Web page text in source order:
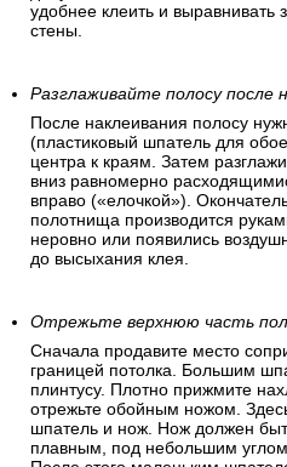
удобнее клеить и выравнивать
стены.
Разглаживайте полосу после
После наклеивания полосу
(пластиковый шпатель для
центра к краям. Затем
вниз равномерно
вправо («елочкой»).
полотнища производится
неровно или появились
до высыхания клея.
Отрежьте верхнюю часть
Сначала продавите место
границей потолка. Большим
плинтусу. Плотно прижмите
отрежьте обойным ножом.
шпатель и нож. Нож должен
плавным, под небольшим